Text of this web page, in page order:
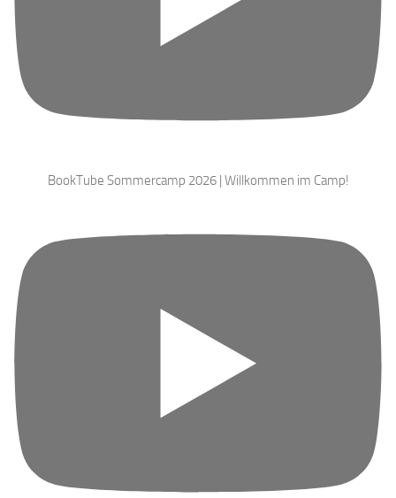
BookTube Sommercamp 2026 | Willkommen im Camp!